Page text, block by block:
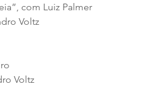
com Luiz Palmer
Voltz
Voltz